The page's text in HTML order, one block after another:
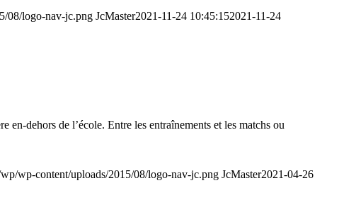
08/logo-nav-jc.png JcMaster2021-11-24 10:45:152021-11-24
dehors de l’école. Entre les entraînements et les matchs ou
wp-content/uploads/2015/08/logo-nav-jc.png JcMaster2021-04-26